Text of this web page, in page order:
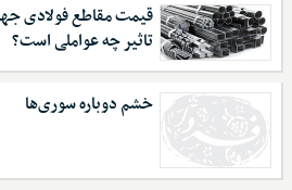
قیمت مقاطع فولادی
تاثیر چه عواملی است؟
خشم دوباره سوری‌ها